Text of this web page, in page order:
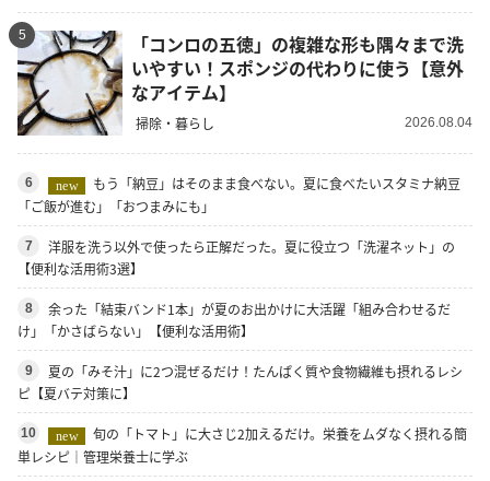
5
「コンロの五徳」の複雑な形も隅々まで洗
いやすい！スポンジの代わりに使う【意外
なアイテム】
掃除・暮らし 2026.08.04
6 new
もう「納豆」はそのまま食べない。夏に食べたいスタミナ納豆
「ご飯が進む」「おつまみにも」
7
洋服を洗う以外で使ったら正解だった。夏に役立つ「洗濯ネット」の
【便利な活用術3選】
8
余った「結束バンド1本」が夏のお出かけに大活躍「組み合わせるだ
け」「かさばらない」【便利な活用術】
9
夏の「みそ汁」に2つ混ぜるだけ！たんぱく質や食物繊維も摂れるレシ
ピ【夏バテ対策に】
10 new
旬の「トマト」に大さじ2加えるだけ。栄養をムダなく摂れる簡
単レシピ｜管理栄養士に学ぶ